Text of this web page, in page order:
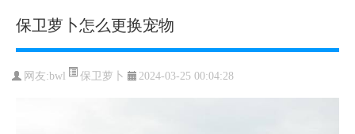
保卫萝卜怎么更换宠物
网友:bwl 保卫萝卜 2024-03-25 00:04:28